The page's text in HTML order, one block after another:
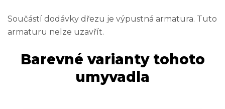
Součástí dodávky dřezu je výpustná armatura. Tuto
armaturu nelze uzavřít.
Barevné varianty tohoto
umyvadla